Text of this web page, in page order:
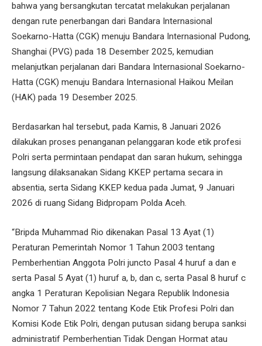
bahwa yang bersangkutan tercatat melakukan perjalanan
dengan rute penerbangan dari Bandara Internasional
Soekarno-Hatta (CGK) menuju Bandara Internasional Pudong,
Shanghai (PVG) pada 18 Desember 2025, kemudian
melanjutkan perjalanan dari Bandara Internasional Soekarno-
Hatta (CGK) menuju Bandara Internasional Haikou Meilan
(HAK) pada 19 Desember 2025.
Berdasarkan hal tersebut, pada Kamis, 8 Januari 2026
dilakukan proses penanganan pelanggaran kode etik profesi
Polri serta permintaan pendapat dan saran hukum, sehingga
langsung dilaksanakan Sidang KKEP pertama secara in
absentia, serta Sidang KKEP kedua pada Jumat, 9 Januari
2026 di ruang Sidang Bidpropam Polda Aceh.
“Bripda Muhammad Rio dikenakan Pasal 13 Ayat (1)
Peraturan Pemerintah Nomor 1 Tahun 2003 tentang
Pemberhentian Anggota Polri juncto Pasal 4 huruf a dan e
serta Pasal 5 Ayat (1) huruf a, b, dan c, serta Pasal 8 huruf c
angka 1 Peraturan Kepolisian Negara Republik Indonesia
Nomor 7 Tahun 2022 tentang Kode Etik Profesi Polri dan
Komisi Kode Etik Polri, dengan putusan sidang berupa sanksi
administratif Pemberhentian Tidak Dengan Hormat atau